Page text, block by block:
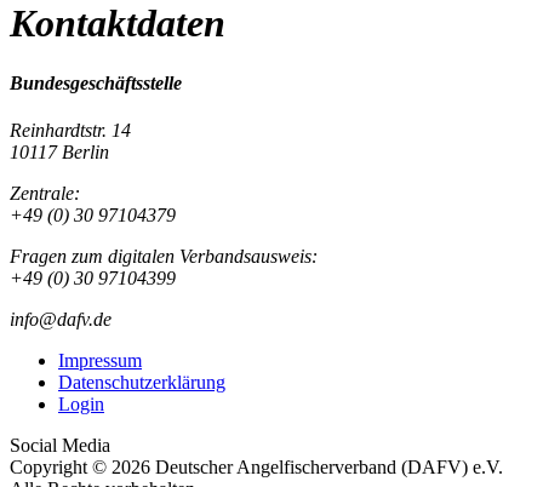
Kontaktdaten
Bundesgeschäftsstelle
Reinhardtstr. 14
10117 Berlin
Zentrale:
+49 (0) 30 97104379
Fragen zum digitalen Verbandsausweis:
+49 (0) 30 97104399
info@dafv.de
Impressum
Datenschutzerklärung
Login
Social Media
Copyright © 2026 Deutscher Angelfischerverband (DAFV) e.V.